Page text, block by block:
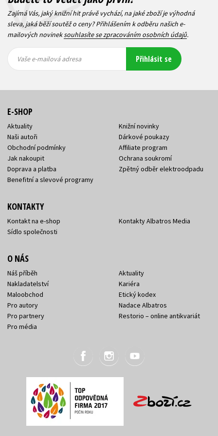
Zajímá Vás, jaký knižní hit právě vychází, na jaké zboží je výhodná
sleva, jaká běží soutěž o ceny? Přihlášením k odběru našich e-
mailových novineksouhlasíte se zpracováním osobních údajů.
mailová
mailová
Vaše e-mailová adresa Přihlásit se
E-SHOP
Aktuality
Naši autoři
Obchodní podmínky
Jak nakoupit
Doprava a platba
Benefitní a slevové programy
Knižní novinky
Dárkové poukazy
Affiliate program
Ochrana soukromí
Zpětný odběr elektroodpadu
KONTAKTY
Kontakt na e-shop
Sídlo společnosti
Kontakty Albatros Media
O NÁS
Náš příběh
Nakladatelství
Maloobchod
Pro autory
Pro partnery
Pro média
Aktuality
Kariéra
Etický kodex
Nadace Albatros
Restorio – online antikvariát